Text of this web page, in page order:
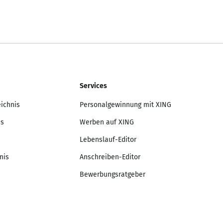
Services
Personalgewinnung mit XING
Werben auf XING
Lebenslauf-Editor
Anschreiben-Editor
Bewerbungsratgeber